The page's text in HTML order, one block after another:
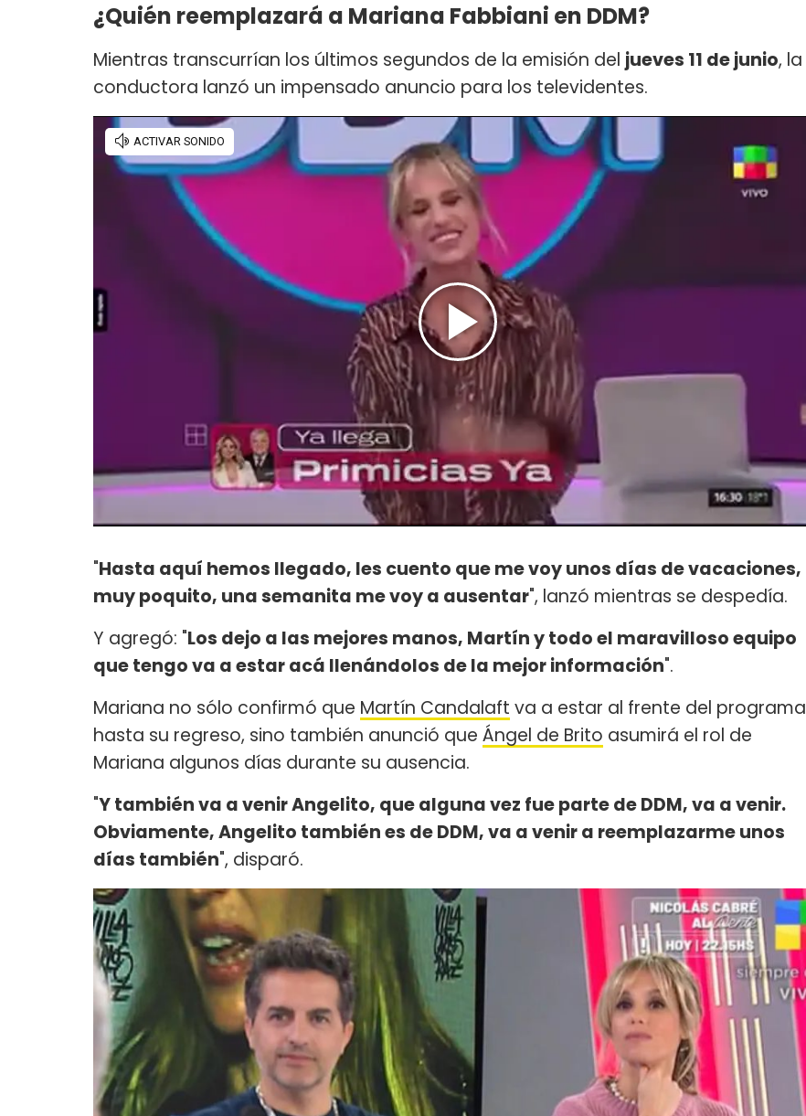
¿Quién reemplazará a Mariana Fabbiani en DDM?
Mientras transcurrían los últimos segundos de la emisión del jueves 11 de junio, la
conductora lanzó un impensado anuncio para los televidentes.
"Hasta aquí hemos llegado, les cuento que me voy unos días de vacaciones,
muy poquito, una semanita me voy a ausentar", lanzó mientras se despedía.
Y agregó: "Los dejo a las mejores manos, Martín y todo el maravilloso equipo
que tengo va a estar acá llenándolos de la mejor información".
Mariana no sólo confirmó que Martín Candalaft va a estar al frente del programa
hasta su regreso, sino también anunció que Ángel de Brito asumirá el rol de
Mariana algunos días durante su ausencia.
"Y también va a venir Angelito, que alguna vez fue parte de DDM, va a venir.
Obviamente, Angelito también es de DDM, va a venir a reemplazarme unos
días también", disparó.